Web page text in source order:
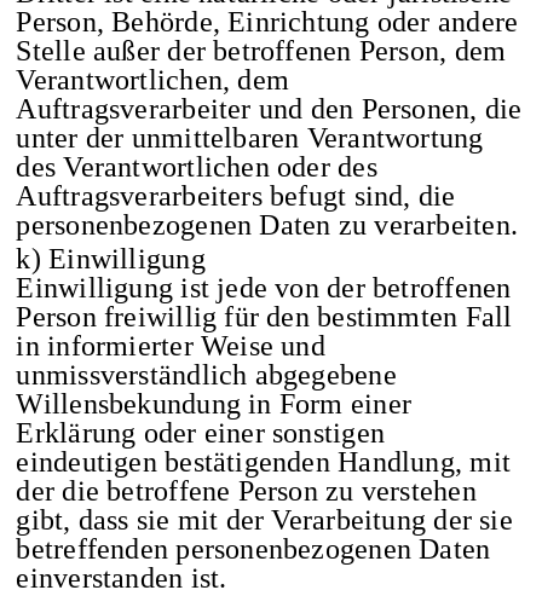
Person, Behörde, Einrichtung oder andere
Stelle außer der betroffenen Person, dem
Verantwortlichen, dem
Auftragsverarbeiter und den Personen, die
unter der unmittelbaren Verantwortung
des Verantwortlichen oder des
Auftragsverarbeiters befugt sind, die
personenbezogenen Daten zu verarbeiten.
k) Einwilligung
Einwilligung ist jede von der betroffenen
Person freiwillig für den bestimmten Fall
in informierter Weise und
unmissverständlich abgegebene
Willensbekundung in Form einer
Erklärung oder einer sonstigen
eindeutigen bestätigenden Handlung, mit
der die betroffene Person zu verstehen
gibt, dass sie mit der Verarbeitung der sie
betreffenden personenbezogenen Daten
einverstanden ist.